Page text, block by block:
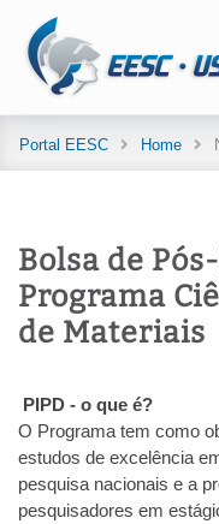
Portal EESC Home
Bolsa de
Programa
de Materiais
PIPD - o que é?
O Programa tem como
estudos de excelência
pesquisa nacionais e a
pesquisadores em